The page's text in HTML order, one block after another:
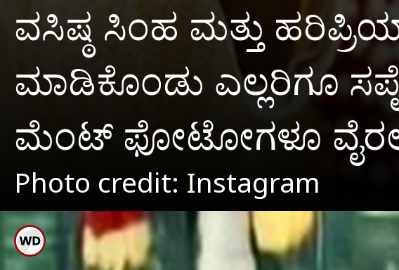
ವಸಿಷ್ಠ ಸಿಂಹ ಮತ್ತು
ಮಾಡಿಕೊಂಡು ಎಲ್ಲರಿಗೂ
ಮೆಂಟ್ ಫೋಟೋಗಳೂ ವೈರಲ್
Photo credit: Instagram